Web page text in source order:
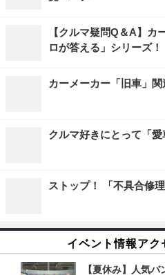
【クルマ疑問Q＆A】カ
ロが答える」シリーズ！
カーメーカー「旧車」
クルマ好きにとって「愛
ストップ！ 「不具合修
イベント情報アク
【夏休み】人気